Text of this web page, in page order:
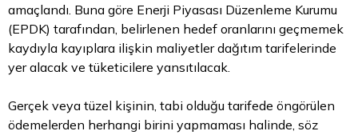
amaçlandı. Buna göre Enerji Piyasası Düzenleme Kurumu
(EPDK) tarafından, belirlenen hedef oranlarını geçmemek
kaydıyla kayıplara ilişkin maliyetler dağıtım tarifelerinde
yer alacak ve tüketicilere yansıtılacak.
Gerçek veya tüzel kişinin, tabi olduğu tarifede öngörülen
ödemelerden herhangi birini yapmaması halinde, söz